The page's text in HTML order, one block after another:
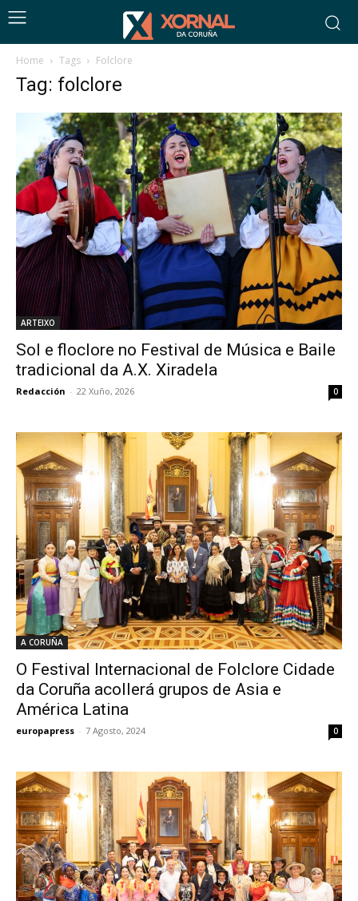
Home Tags Folclore
Tag: folclore
ARTEIXO
Sol e floclore no Festival de Música e Baile
tradicional da A.X. Xiradela
Redacción - 22 Xuño, 2026 0
A CORUÑA
O Festival Internacional de Folclore Cidade
da Coruña acollerá grupos de Asia e
América Latina
europapress - 7 Agosto, 2024 0